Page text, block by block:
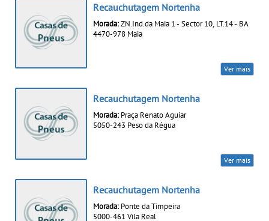
Recauchutagem Nortenha
Morada:ZN.Ind.da Maia 1 - Sector 10, LT.14 - BA
4470-978 Maia
Ver mais
Recauchutagem Nortenha
Morada: Praça Renato Aguiar
5050-243 Peso da Régua
Ver mais
Recauchutagem Nortenha
Morada: Ponte da Timpeira
5000-461 Vila Real